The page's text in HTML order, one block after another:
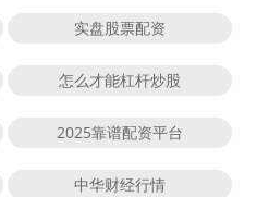
实盘股票配资
怎么才能杠杆炒股
2025靠谱配资平台
中华财经行情